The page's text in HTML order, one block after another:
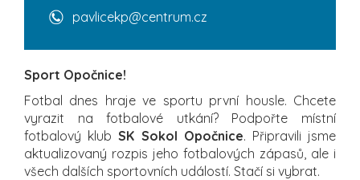
pavlicekp@centrum.cz
Sport Opočnice!
Fotbal dnes hraje ve sportu první housle. Chcete
vyrazit na fotbalové utkání? Podpořte místní
fotbalový klubSK Sokol Opočnice. Připravili jsme
aktualizovaný rozpis jeho fotbalových zápasů, ale i
všech dalších sportovních událostí. Stačí si vybrat.